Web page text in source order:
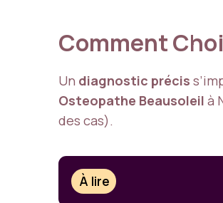
Comment
Un diagnostic précis
Osteopathe Beausoleil à
des cas).
À lire